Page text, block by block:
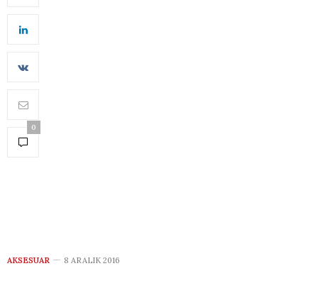
0
AKSESUAR 8 ARALIK 2016